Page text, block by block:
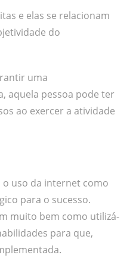
e elas se relacionam
do
uma
aquela pessoa pode ter
ao exercer a atividade
uso da internet como
para o sucesso.
muito bem como utilizá-
para que,